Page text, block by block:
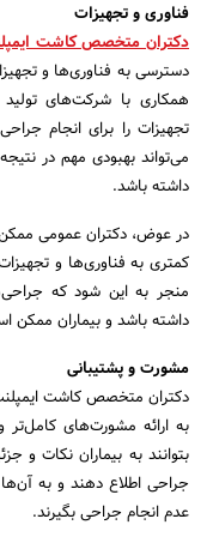
فناوری و تجهیزات
دکتران متخصص کاشت
دسترسی به فناوری‌ها و
همکاری با شرکت‌های تولید
تجهیزات را برای انجام
می‌تواند بهبودی مهم در
داشته باشد.
در عوض، دکتران عمومی
کمتری به فناوری‌ها و
منجر به این شود که
داشته باشد و بیماران
مشورت و پشتیبانی
دکتران متخصص کاشت
به ارائه مشورت‌های
بتوانند به بیماران نکات و
جراحی اطلاع دهند و به
عدم انجام جراحی بگیرند.